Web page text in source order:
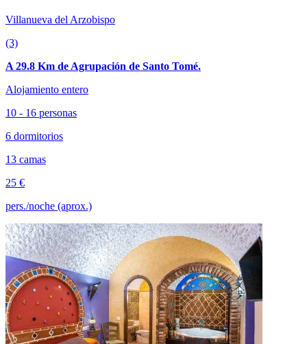
Villanueva del Arzobispo
(3)
A 29.8 Km de Agrupación de Santo Tomé.
Alojamiento entero
10 - 16 personas
6 dormitorios
13 camas
25 €
pers./noche (aprox.)